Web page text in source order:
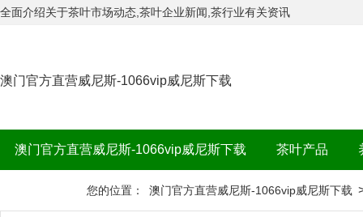
全面介绍关于茶叶市场动态,茶叶企业新闻,茶行业有关资讯
澳门官方直营威尼斯-1066vip威尼斯下载
澳门官方直营威尼斯-1066vip威尼斯下载 茶叶产品
您的位置： 澳门官方直营威尼斯-1066vip威尼斯下载